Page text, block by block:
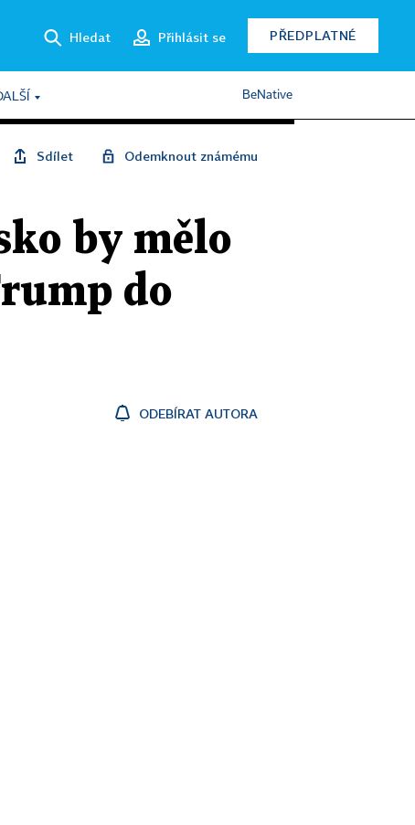
Hledat Přihlásit se PŘEDPLATNÉ
BeNative
Sdílet Odemknout známému
by mělo
do
ODEBÍRAT AUTORA